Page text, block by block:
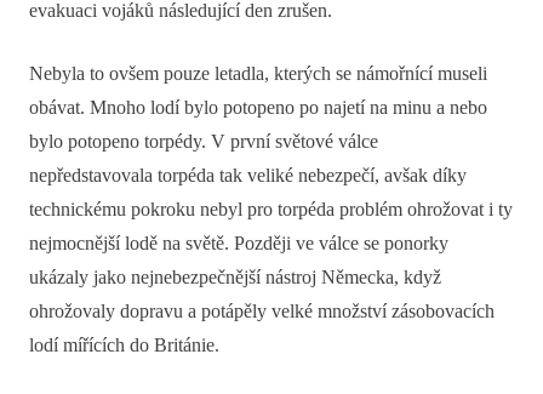
evakuaci vojáků následující den zrušen.
Nebyla to ovšem pouze letadla, kterých se námořnící museli
obávat. Mnoho lodí bylo potopeno po najetí na minu a nebo
bylo potopeno torpédy. V první světové válce
nepředstavovala torpéda tak veliké nebezpečí, avšak díky
technickému pokroku nebyl pro torpéda problém ohrožovat i ty
nejmocnější lodě na světě. Později ve válce se ponorky
ukázaly jako nejnebezpečnější nástroj Německa, když
ohrožovaly dopravu a potápěly velké množství zásobovacích
lodí mířících do Británie.